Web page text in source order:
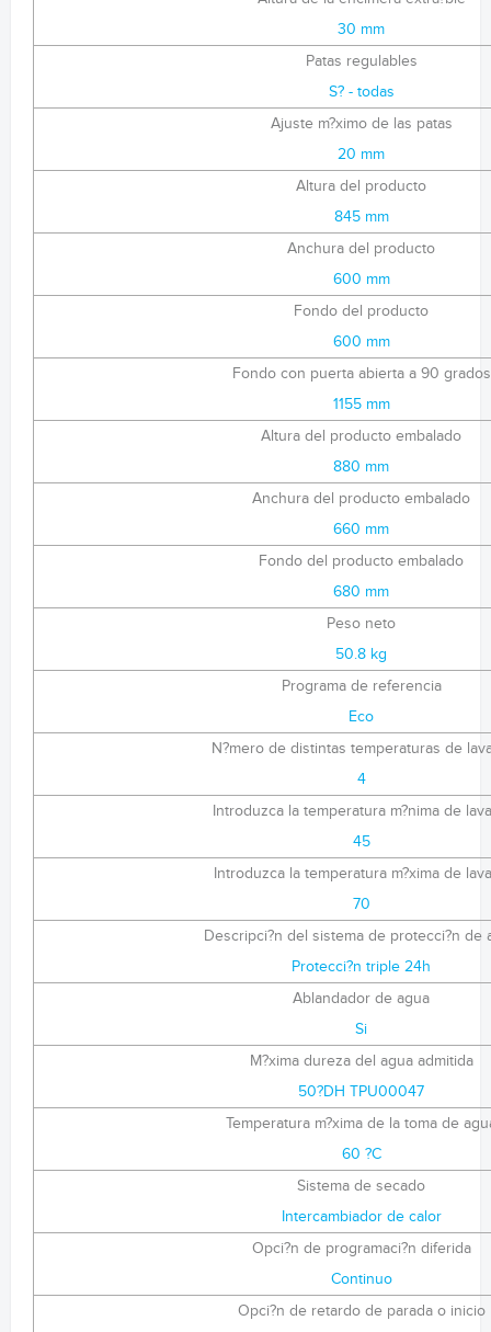
30 mm
Patas regulables
S? - todas
Ajuste m?ximo de las patas
20 mm
Altura del producto
845 mm
Anchura del producto
600 mm
Fondo del producto
600 mm
Fondo con puerta abierta a 90 grados
1155 mm
Altura del producto embalado
880 mm
Anchura del producto embalado
660 mm
Fondo del producto embalado
680 mm
Peso neto
50.8 kg
Programa de referencia
Eco
N?mero de distintas temperaturas de
4
Introduzca la temperatura m?nima de
45
Introduzca la temperatura m?xima de
70
Descripci?n del sistema de protecci?n de
Protecci?n triple 24h
Ablandador de agua
Si
M?xima dureza del agua admitida
50?DH TPU00047
Temperatura m?xima de la toma de
60 ?C
Sistema de secado
Intercambiador de calor
Opci?n de programaci?n diferida
Continuo
Opci?n de retardo de parada o inicio